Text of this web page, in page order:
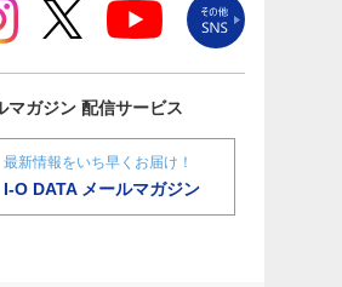
マガジン 配信サービス
最新情報をいち早くお届け！
I-O DATA メールマガジン